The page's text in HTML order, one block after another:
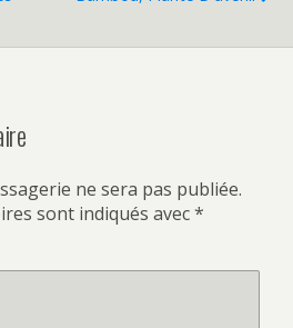
ne sera pas publiée.
sont indiqués avec*